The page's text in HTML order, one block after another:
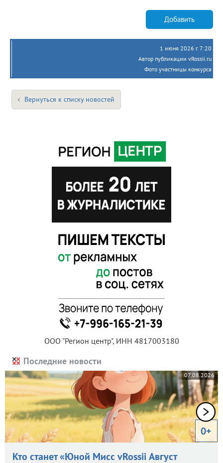
Добавить
1 июня 2026 г. 7:20
Автор публикации vRossii.ru
Фото участницы конкурса
Вернуться к списку новостей
ООО "Регион центр", ИНН 4817003180
Последние новости
07.08.2026
0+
Кто станет «Юной Мисс vRossii Август